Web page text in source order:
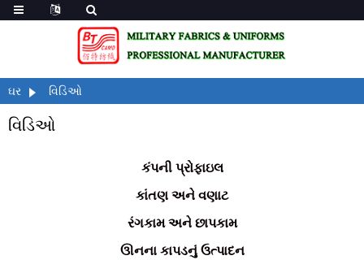
ઘર વિડિઓ
વિડિઓ
કંપની પ્રોફાઇલ
કાંતણ અને વણાટ
રંગકામ અને છાપકામ
ઊનના કાપડનું ઉત્પાદન